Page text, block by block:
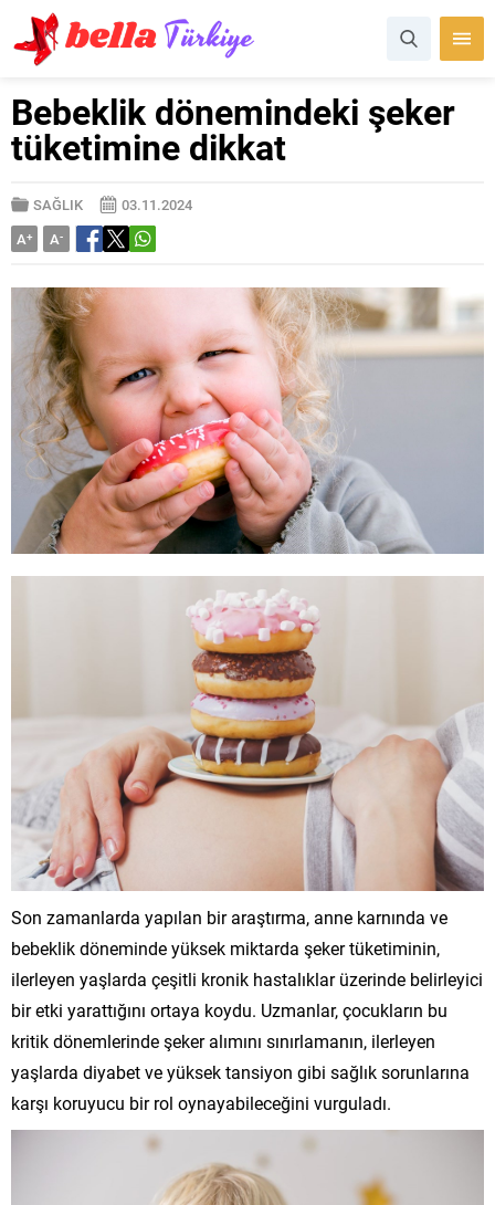
Bebeklik dönemindeki şeker
tüketimine dikkat
SAĞLIK
03.11.2024
A+ A-
Son zamanlarda yapılan bir araştırma, anne karnında ve
bebeklik döneminde yüksek miktarda şeker tüketiminin,
ilerleyen yaşlarda çeşitli kronik hastalıklar üzerinde belirleyici
bir etki yarattığını ortaya koydu. Uzmanlar, çocukların bu
kritik dönemlerinde şeker alımını sınırlamanın, ilerleyen
yaşlarda diyabet ve yüksek tansiyon gibi sağlık sorunlarına
karşı koruyucu bir rol oynayabileceğini vurguladı.